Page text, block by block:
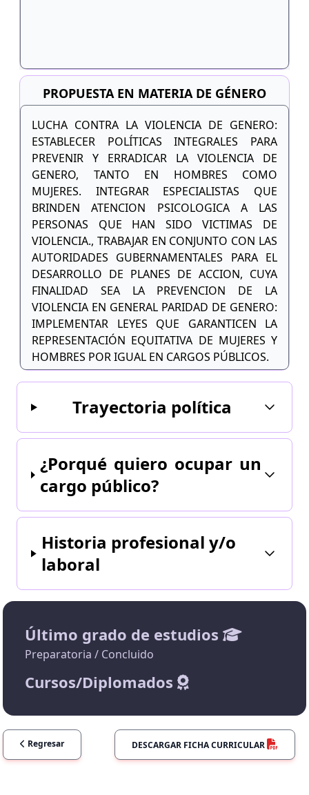
PROPUESTA EN MATERIA DE GÉNERO
LUCHA CONTRA LA VIOLENCIA DE GENERO:
ESTABLECER POLÍTICAS INTEGRALES PARA
PREVENIR Y ERRADICAR LA VIOLENCIA DE
GENERO, TANTO EN HOMBRES COMO
MUJERES. INTEGRAR ESPECIALISTAS QUE
BRINDEN ATENCION PSICOLOGICA A LAS
PERSONAS QUE HAN SIDO VICTIMAS DE
VIOLENCIA., TRABAJAR EN CONJUNTO CON LAS
AUTORIDADES GUBERNAMENTALES PARA EL
DESARROLLO DE PLANES DE ACCION, CUYA
FINALIDAD SEA LA PREVENCION DE LA
VIOLENCIA EN GENERAL PARIDAD DE GENERO:
IMPLEMENTAR LEYES QUE GARANTICEN LA
REPRESENTACIÓN EQUITATIVA DE MUJERES Y
HOMBRES POR IGUAL EN CARGOS PÚBLICOS.
Trayectoria política
¿Porqué quiero ocupar un
cargo público?
Historia profesional y/o
laboral
Último grado de estudios
Preparatoria / Concluido
Cursos/Diplomados
Regresar DESCARGAR FICHA CURRICULAR